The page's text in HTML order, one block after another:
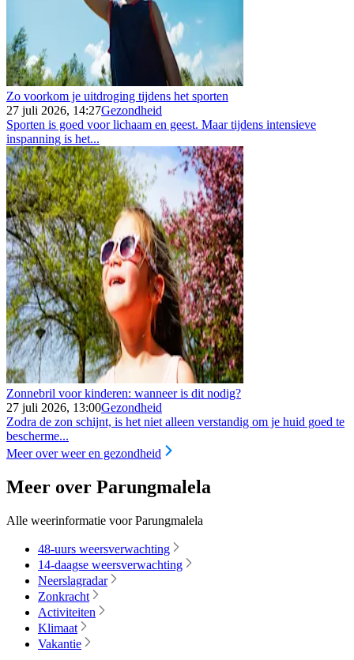
Zo voorkom je uitdroging tijdens het sporten
27 juli 2026, 14:27Gezondheid
Sporten is goed voor lichaam en geest. Maar tijdens intensieve
inspanning is het...
Zonnebril voor kinderen: wanneer is dit nodig?
27 juli 2026, 13:00Gezondheid
Zodra de zon schijnt, is het niet alleen verstandig om je huid goed te
bescherme...
Meer over weer en gezondheid
Meer over Parungmalela
Alle weerinformatie voor Parungmalela
48-uurs weersverwachting
14-daagse weersverwachting
Neerslagradar
Zonkracht
Activiteiten
Klimaat
Vakantie